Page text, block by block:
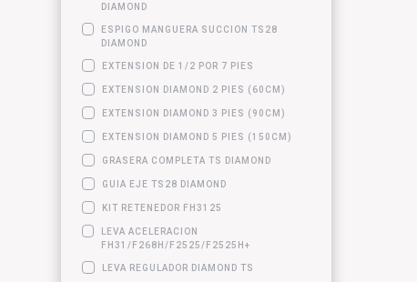
DIAMOND
ESPIGO MANGUERA SUCCION TS28
DIAMOND
EXTENSION DE 1/2 POR 7 PIES
EXTENSION DIAMOND 2 PIES (60CM)
EXTENSION DIAMOND 3 PIES (90CM)
EXTENSION DIAMOND 5 PIES (150CM)
GRASERA COMPLETA TS DIAMOND
GUIA EJE TS28 DIAMOND
KIT RETENEDOR FH3125
LEVA ACELERACION
FH31/F268H/F2525/F2525H+
LEVA REGULADOR DIAMOND TS